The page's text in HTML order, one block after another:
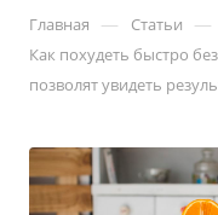
Главная — Статьи —
Как похудеть быстро
позволят увидеть